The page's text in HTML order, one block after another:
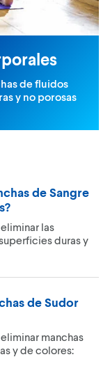
de fluidos
y no porosas
de Sangre
las
duras y
de Sudor
manchas
y de colores: